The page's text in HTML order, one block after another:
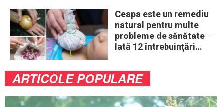
Ceapa este un remediu
natural pentru multe
probleme de sănătate –
Iată 12 întrebuinţări
ARTICOLE POPULARE